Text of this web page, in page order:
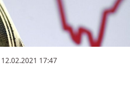
12.02.2021 17:47